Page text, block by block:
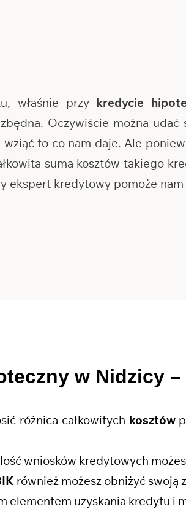
właśnie przy kredycie
Oczywiście można
to co nam daje. Ale
suma kosztów takiego
ekspert kredytowy pomoże
w Nidzicy
różnica całkowitych kosztów
wniosków kredytowych
również możesz obniżyć swoją
elementem uzyskania kredytu i